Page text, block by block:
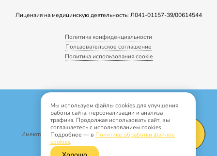
Лицензия на медицинскую деятельность: Л041-01157-39/00614544
Политика конфиденциальности
Пользовательское соглашение
Политика использования cookie
Copyright © 2022
Все права защищены
Информация носит рекламный характер.
Имеются медицинские противопоказания и побочные реакции.
Сайт сделан
Мы используем файлы cookies для улучшения
работы сайта, персонализации и анализа
трафика. Продолжая использовать сайт, вы
соглашаетесь с использованием cookies.
Подробнее — в Политике обработки файлов
cookies.